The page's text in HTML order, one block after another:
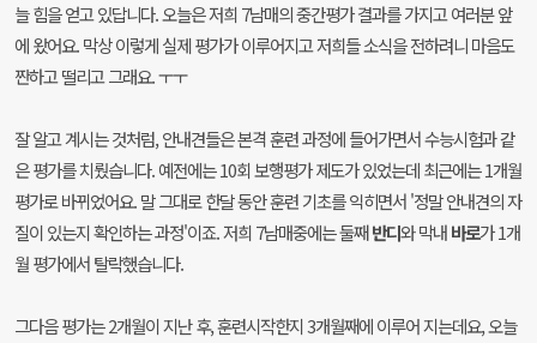
늘 힘을 얻고 있답니다. 오늘은 저희 7남매의 중간평가 결과를 가지고 여러분 앞
에 왔어요. 막상 이렇게 실제 평가가 이루어지고 저희들 소식을 전하려니 마음도
짠하고 떨리고 그래요. ㅜㅜ
잘 알고 계시는 것처럼, 안내견들은 본격 훈련 과정에 들어가면서 수능시험과 같
은 평가를 치뤘습니다. 예전에는 10회 보행평가 제도가 있었는데 최근에는 1개월
평가로 바뀌었어요. 말 그대로 한달 동안 훈련 기초를 익히면서 '정말 안내견의 자
질이 있는지 확인하는 과정'이죠. 저희 7남매중에는 둘째반디와 막내바로가 1개
월 평가에서 탈락했습니다.
그다음 평가는 2개월이 지난 후, 훈련시작한지 3개월째에 이루어 지는데요, 오늘